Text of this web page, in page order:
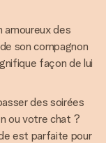
amoureux des
son compagnon
façon de lui
des soirées
ou votre chat ?
est parfaite pour